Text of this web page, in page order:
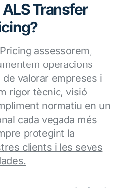
Transfer
assessorem,
operacions
valorar empreses i
rigor tècnic, visió
normatiu en un
cada vegada més
protegint la
clients i les seves